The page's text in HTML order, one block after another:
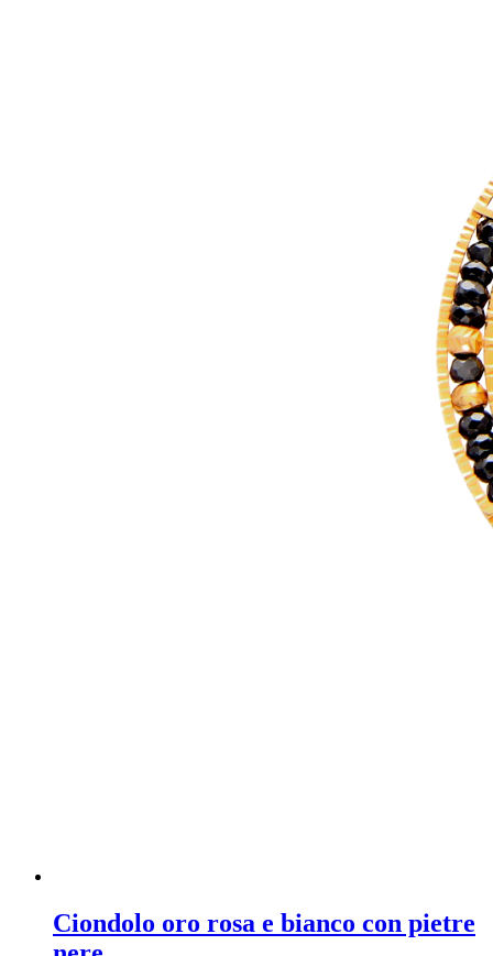
Ciondolo oro rosa e bianco con pietre